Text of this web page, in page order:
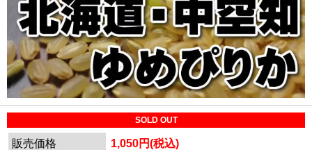
SOLD OUT
販売価格
1,050円(税込)